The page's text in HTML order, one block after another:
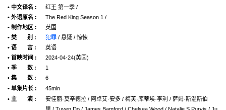
• 中文译名 :
红王 第一季 /
• 外语原名 :
The Red King Season 1 /
• 制作地区 :
英国
• 类 别 :
犯罪 / 悬疑 / 惊悚
• 语 言 :
英语
• 首映时间 :
2024-04-24(英国)
• 季 数 :
1
• 集 数 :
6
• 单集片长 :
45min
• 主 演 :
安佳丽·莫辛德拉 / 阿卓艾·安多 / 梅芙·库蒂埃-李利 / 萨姆·斯温斯伯